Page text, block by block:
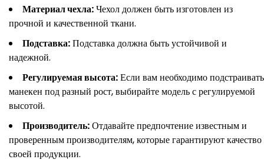
Материал чехла:Чехол должен быть изготовлен из
прочной и качественной ткани.
Подставка:Подставка должна быть устойчивой и
надежной.
Регулируемая высота:Если вам необходимо подстраивать
манекен под разный рост, выбирайте модель с регулируемой
высотой.
Производитель:Отдавайте предпочтение известным и
проверенным производителям, которые гарантируют качество
своей продукции.